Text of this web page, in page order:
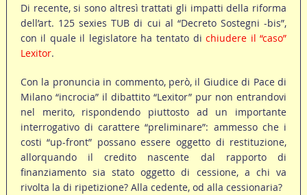
Di recente, si sono altresì trattati gli impatti della riforma
dell’art. 125 sexies TUB di cui al “Decreto Sostegni -bis”,
con il quale il legislatore ha tentato dichiudere il “caso”
Lexitor.
Con la pronuncia in commento, però, il Giudice di Pace di
Milano “incrocia” il dibattito “Lexitor” pur non entrandovi
nel merito, rispondendo piuttosto ad un importante
interrogativo di carattere “preliminare”: ammesso che i
costi “up-front” possano essere oggetto di restituzione,
allorquando il credito nascente dal rapporto di
finanziamento sia stato oggetto di cessione, a chi va
rivolta la di ripetizione? Alla cedente, od alla cessionaria?